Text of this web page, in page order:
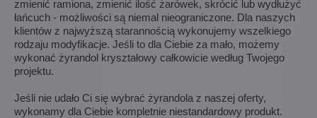
zmienić ramiona, zmienić ilość żarówek, skrócić lub wydłużyć
łańcuch - możliwości są niemal nieograniczone. Dla naszych
klientów z najwyższą starannością wykonujemy wszelkiego
rodzaju modyfikacje. Jeśli to dla Ciebie za mało, możemy
wykonać żyrandol kryształowy całkowicie według Twojego
projektu.
Jeśli nie udało Ci się wybrać żyrandola z naszej oferty,
wykonamy dla Ciebie kompletnie niestandardowy produkt.